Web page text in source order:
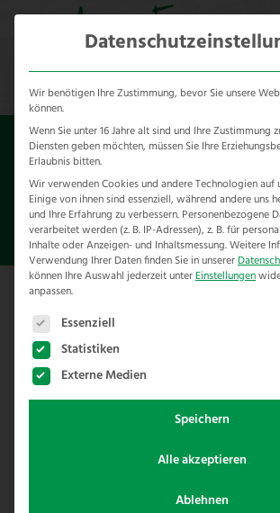
Sie sind hier:
ZAUNBAUER FÜR
M/W/D
Dein neuer Job als Zaunbauer
landwirtschaftliche Zäune m/
Oeynhausen
Werde Zaunbauer! Finden Sie hier ihre
Wir benötigen Ihre Zustimmung, bevor Sie unsere
können.
Wenn Sie unter 16 Jahre alt sind und Ihre Zustimmung
Diensten geben möchten, müssen Sie Ihre
Erlaubnis bitten.
Wir verwenden Cookies und andere Technologien auf
Einige von ihnen sind essenziell, während andere uns
und Ihre Erfahrung zu verbessern. Personenbezogene
verarbeitet werden (z. B. IP-Adressen), z. B. für
Inhalte oder Anzeigen- und Inhaltsmessung.Weitere
Verwendung Ihrer Daten finden Sie in unserer
können Ihre Auswahl jederzeit unterEinstellungen
anpassen.
Es folgt eine Liste der Service-
Essenziell
Statistiken
Externe Medien
Speichern
Alle akzeptieren
Ablehnen